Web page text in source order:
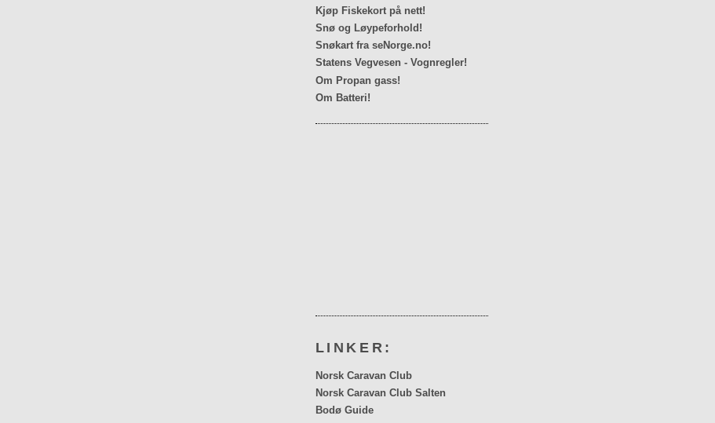
Kjøp Fiskekort på nett!
Snø og Løypeforhold!
Snøkart fra seNorge.no!
Statens Vegvesen - Vognregler!
Om Propan gass!
Om Batteri!
LINKER:
Norsk Caravan Club
Norsk Caravan Club Salten
Bodø Guide